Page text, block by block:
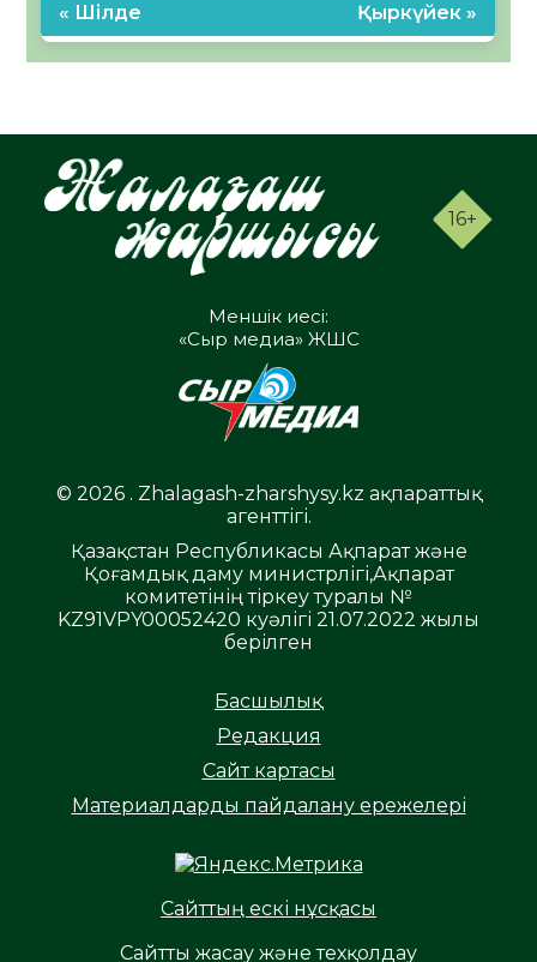
« Шілде Қыркүйек »
16+
Меншік иесі:
«Сыр медиа» ЖШС
© 2026 . Zhalagash-zharshysy.kz ақпараттық
агенттігі.
Қазақстан Республикасы Ақпарат және
Қоғамдық даму министрлігі,Ақпарат
комитетінің тіркеу туралы №
KZ91VPY00052420 куәлігі 21.07.2022 жылы
берілген
Басшылық
Редакция
Сайт картасы
Материалдарды пайдалану ережелері
Сайттың ескі нұсқасы
Сайтты жасау және техқолдау